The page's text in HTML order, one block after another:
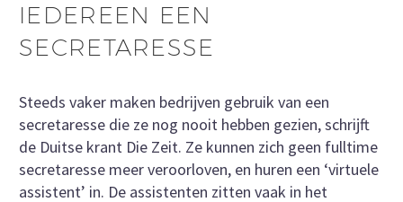
IEDEREEN EEN
SECRETARESSE
Steeds vaker maken bedrijven gebruik van een
secretaresse die ze nog nooit hebben gezien, schrijft
de Duitse krant Die Zeit. Ze kunnen zich geen fulltime
secretaresse meer veroorloven, en huren een ‘virtuele
assistent’ in. De assistenten zitten vaak in het